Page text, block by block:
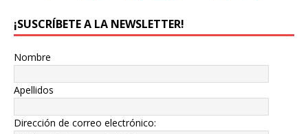
¡SUSCRÍBETE A LA NEWSLETTER!
Nombre
Apellidos
Dirección de correo electrónico: